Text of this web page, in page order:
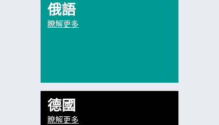
俄語
瞭解更多
德國
瞭解更多